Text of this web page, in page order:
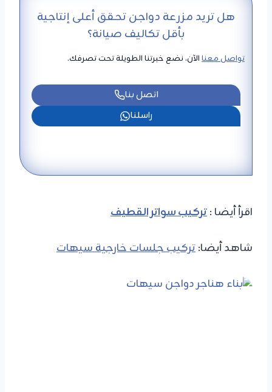
هل تريد مزرعة دواجن تحقق أعلى إنتاجية
بأقل تكاليف صيانة؟
تواصل معناالآن، نضع خبرتنا الطويلة تحت تصرفك.
اتصل بنا
راسلنا
اقرأ أيضا :​تركيب سواتر القطيف
شاهد أيضا:تركيب جلسات خارجية سيهات